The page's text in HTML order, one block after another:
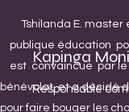
Tshilanda E. master
publique éducation
est convaincue par le
bénévolat, et a décidé
pour faire bouger les
Kapinga
Responsable